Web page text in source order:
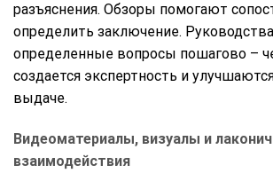
разъяснения. Обзоры помогают
определить заключение.
определенные вопросы пошагово –
создается экспертность и
выдаче.
Видеоматериалы, визуалы и
взаимодействия